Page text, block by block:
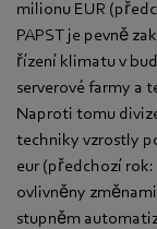
milionu EUR
PAPST je pevně
řízení klimatu v
serverové farmy a
Naproti tomu
techniky vzrostly
eur (předchozí rok:
ovlivněny
stupněm